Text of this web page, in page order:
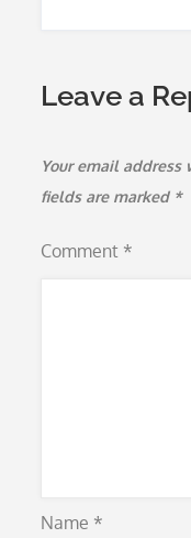
Leave a
Your email
fields are marked *
Comment *
Name *